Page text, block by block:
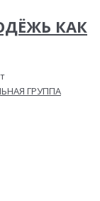
КАК